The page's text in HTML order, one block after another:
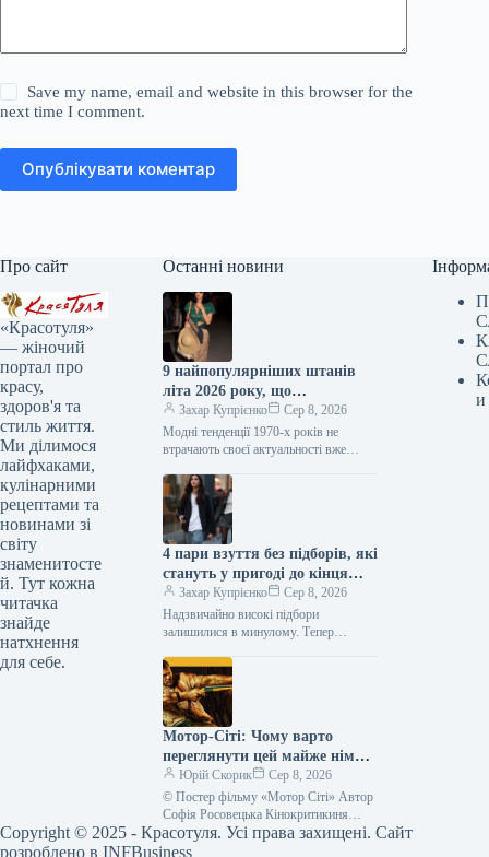
Save my name, email and website in this browser for the
next time I comment.
Опублікувати коментар
Про сайт
«Красотуля»
— жіночий
портал про
красу,
здоров'я та
стиль життя.
Ми ділимося
лайфхаками,
кулінарними
рецептами та
новинами зі
світу
знаменитосте
й. Тут кожна
читачка
знайде
натхнення
для себе.
Останні новини
9 найпопулярніших штанів
літа 2026 року, що
повертаються з 1970-х
Захар Купрієнко
Сер 8, 2026
Модні тенденції 1970-х років не
втрачають своєї актуальності вже
особливо помітно завдяки штанам:
моделі,…
4 пари взуття без підборів, які
стануть у пригоді до кінця
літаЗахар Купрієнко
Сер 8, 2026
Надзвичайно високі підбори
залишилися в минулому. Тепер
взуттю без підборів: від балеток до
мюлів. Найстильніші…
Мотор-Сіті: Чому варто
переглянути цей майже німий
фільм у кінотеатрі – відео –
новини України
Юрій Скорик
Сер 8, 2026
© Постер фільму «Мотор Сіті» Автор
Софія Росовецька Кінокритикиня
Забудьте на мить, що Алан Рітчсон —
головний актор серіалу «Джек…
и
Copyright © 2025 - Красотуля. Усі права захищені. Сайт
розроблено в INFBusiness